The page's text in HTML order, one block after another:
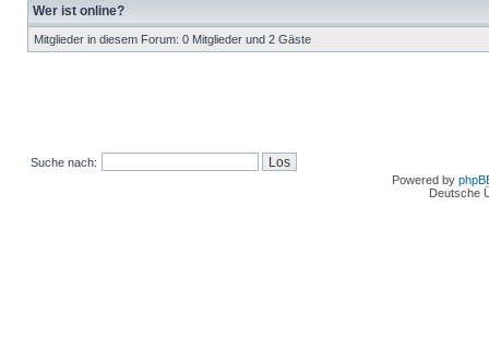
Wer ist online?
Mitglieder in diesem Forum: 0 Mitglieder und 2 Gäste
Suche nach:
Powered by
Deutsche